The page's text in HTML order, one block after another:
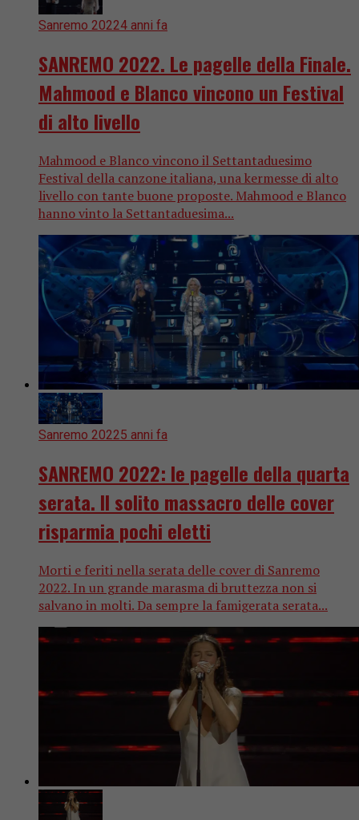
Sanremo 20224 anni fa
SANREMO 2022. Le pagelle della Finale.
Mahmood e Blanco vincono un Festival
di alto livello
Mahmood e Blanco vincono il Settantaduesimo
Festival della canzone italiana, una kermesse di alto
livello con tante buone proposte. Mahmood e Blanco
hanno vinto la Settantaduesima...
Sanremo 20225 anni fa
SANREMO 2022: le pagelle della quarta
serata. Il solito massacro delle cover
risparmia pochi eletti
Morti e feriti nella serata delle cover di Sanremo
2022. In un grande marasma di bruttezza non si
salvano in molti. Da sempre la famigerata serata...